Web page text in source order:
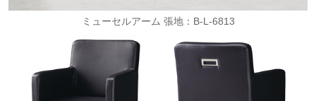
ミューセルアーム 張地：B-L-6813